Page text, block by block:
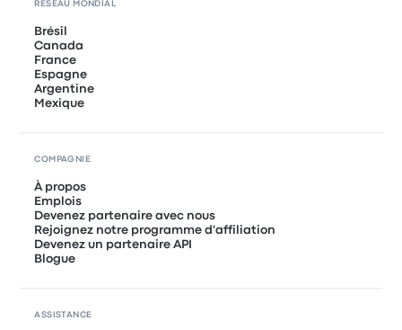
RÉSEAU MONDIAL
Brésil
Canada
France
Espagne
Argentine
Mexique
COMPAGNIE
À propos
Emplois
Devenez partenaire avec nous
Rejoignez notre programme d'affiliation
Devenez un partenaire API
Blogue
ASSISTANCE